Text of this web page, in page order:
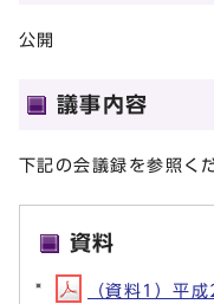
公開
議事内容
下記の会議録を参照く
資料
（資料1）平